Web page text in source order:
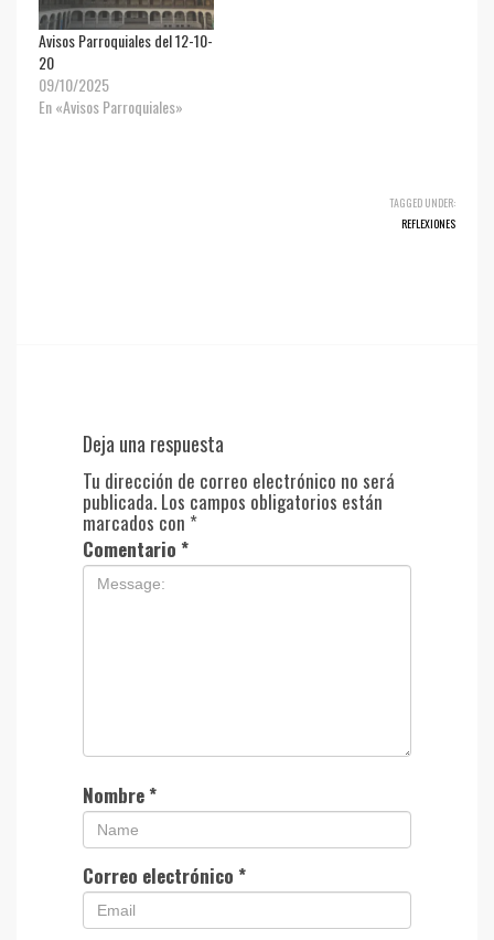
Avisos Parroquiales del 12-10-
20
09/10/2025
En «Avisos Parroquiales»
TAGGED UNDER:
REFLEXIONES
Deja una respuesta
Tu dirección de correo electrónico no será
publicada. Los campos obligatorios están
marcados con *
Comentario *
Nombre*
Correo electrónico *